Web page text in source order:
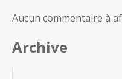
Aucun commentaire à
Archive